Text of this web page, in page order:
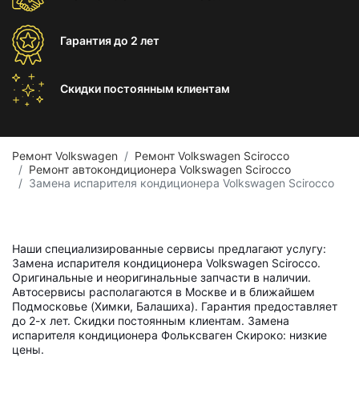
Гарантиядо 2 лет
Скидки постоянным клиентам
Ремонт Volkswagen
Ремонт Volkswagen Scirocco
Ремонт автокондиционера Volkswagen Scirocco
Замена испарителя кондиционера Volkswagen Scirocco
Наши специализированные сервисы предлагают услугу:
Замена испарителя кондиционера Volkswagen Scirocco.
Оригинальные и неоригинальные запчасти в наличии.
Автосервисы располагаются в Москве и в ближайшем
Подмосковье (Химки, Балашиха). Гарантия предоставляет
до 2-х лет. Скидки постоянным клиентам. Замена
испарителя кондиционера Фольксваген Скироко: низкие
цены.